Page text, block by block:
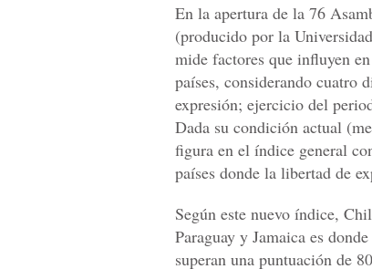
En la apertura de la 76
(producido por la
mide factores que influyen
países, considerando cuatro
expresión; ejercicio del
Dada su condición actual
figura en el índice general
países donde la libertad de
Según este nuevo índice,
Paraguay y Jamaica es
superan una puntuación de